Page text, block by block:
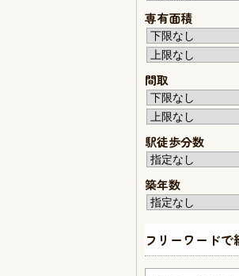
専有面積
間取
駅徒歩分数
築年数
フリーワードで